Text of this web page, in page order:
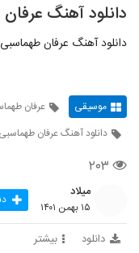
دانلود آهنگ
دانلود آهنگ عرفان طهماسبی
موسیقی عرفان
دانلود آهنگ عرفان طهماسبی
۲۰۳
میلاد
۱۵ بهمن ۱۴۰۱
دانلود بیشتر